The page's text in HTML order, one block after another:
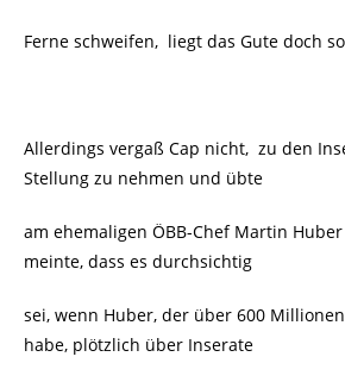
Ferne schweifen, liegt das Gute doch
Allerdings vergaß Cap nicht, zu den
Stellung zu nehmen und übte
am ehemaligen ÖBB-Chef Martin
meinte, dass es durchsichtig
sei, wenn Huber, der über 600
habe, plötzlich über Inserate